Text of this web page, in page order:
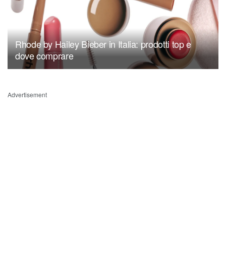
Rhode by Hailey Bieber in Italia: prodotti top e
dove comprare
Advertisement